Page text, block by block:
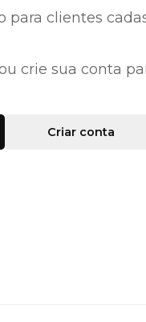
para clientes
crie sua conta
Criar conta